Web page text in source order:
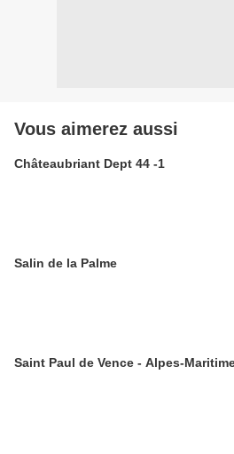
Vous aimerez aussi
Châteaubriant Dept 44 -1
Salin de la Palme
Saint Paul de Vence - Alpes-